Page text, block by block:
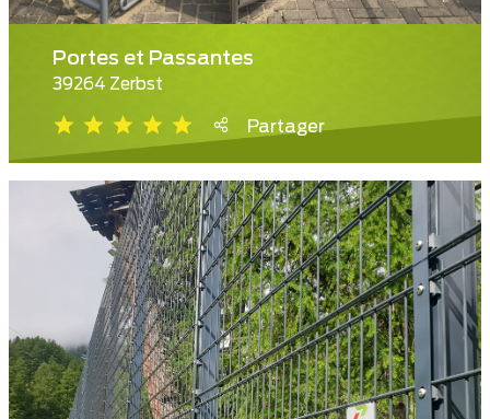
Portes et Passantes
39264 Zerbst
Partager